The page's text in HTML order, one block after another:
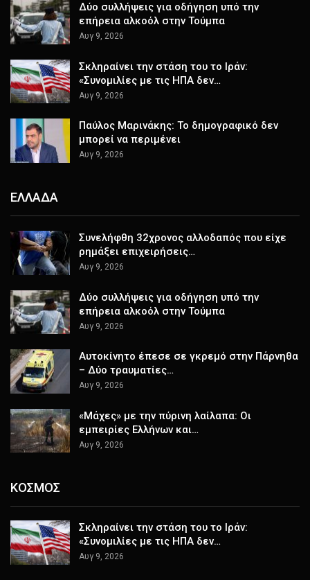
Δύο συλλήψεις για οδήγηση υπό την
επήρεια αλκοόλ στην Τούμπα
Αυγ 9, 2026
Σκληραίνει την στάση του το Ιράν:
«Συνομιλίες με τις ΗΠΑ δεν…
Αυγ 9, 2026
Παύλος Μαρινάκης: Το δημογραφικό δεν
μπορεί να περιμένει
Αυγ 9, 2026
ΕΛΛΑΔΑ
Συνελήφθη 32χρονος αλλοδαπός που είχε
ρημάξει επιχειρήσεις…
Αυγ 9, 2026
Δύο συλλήψεις για οδήγηση υπό την
επήρεια αλκοόλ στην Τούμπα
Αυγ 9, 2026
Αυτοκίνητο έπεσε σε γκρεμό στην Πάρνηθα
– Δύο τραυματίες…
Αυγ 9, 2026
«Μάχες» με την πύρινη λαίλαπα: Οι
εμπειρίες Ελλήνων και…
Αυγ 9, 2026
ΚΟΣΜΟΣ
Σκληραίνει την στάση του το Ιράν:
«Συνομιλίες με τις ΗΠΑ δεν…
Αυγ 9, 2026